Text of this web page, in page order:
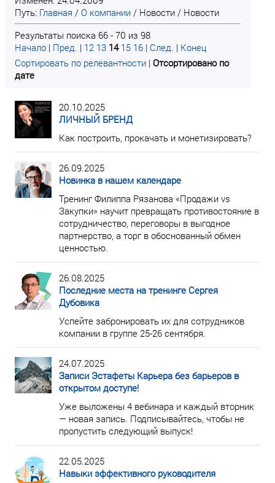
Путь: Главная / О компании / Новости / Новости
Результаты поиска 66 - 70 из 98
Начало | Пред. | 12 13 14 15 16 | След. | Конец
Сортировать по релевантности | Отсортировано по
дате
20.10.2025
ЛИЧНЫЙ БРЕНД
Как построить, прокачать и монетизировать?
26.09.2025
Новинка в нашем календаре
Тренинг Филиппа Рязанова «Продажи vs
Закупки» научит превращать противостояние в
сотрудничество, переговоры в выгодное
партнерство, а торг в обоснованный обмен
ценностью.
26.08.2025
Последние места на тренинге Сергея
Дубовика
Успейте забронировать их для сотрудников
компании в группе 25-26 сентября.
24.07.2025
Записи Эстафеты Карьера без барьеров в
открытом доступе!
Уже выложены 4 вебинара и каждый вторник
— новая запись. Подписывайтесь, чтобы не
пропустить следующий выпуск!
22.05.2025
Навыки эффективного руководителя